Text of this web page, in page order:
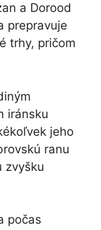
a Dorood
prepravuje
trhy, pričom
iránsku
jeho
ranu
zvyšku
počas